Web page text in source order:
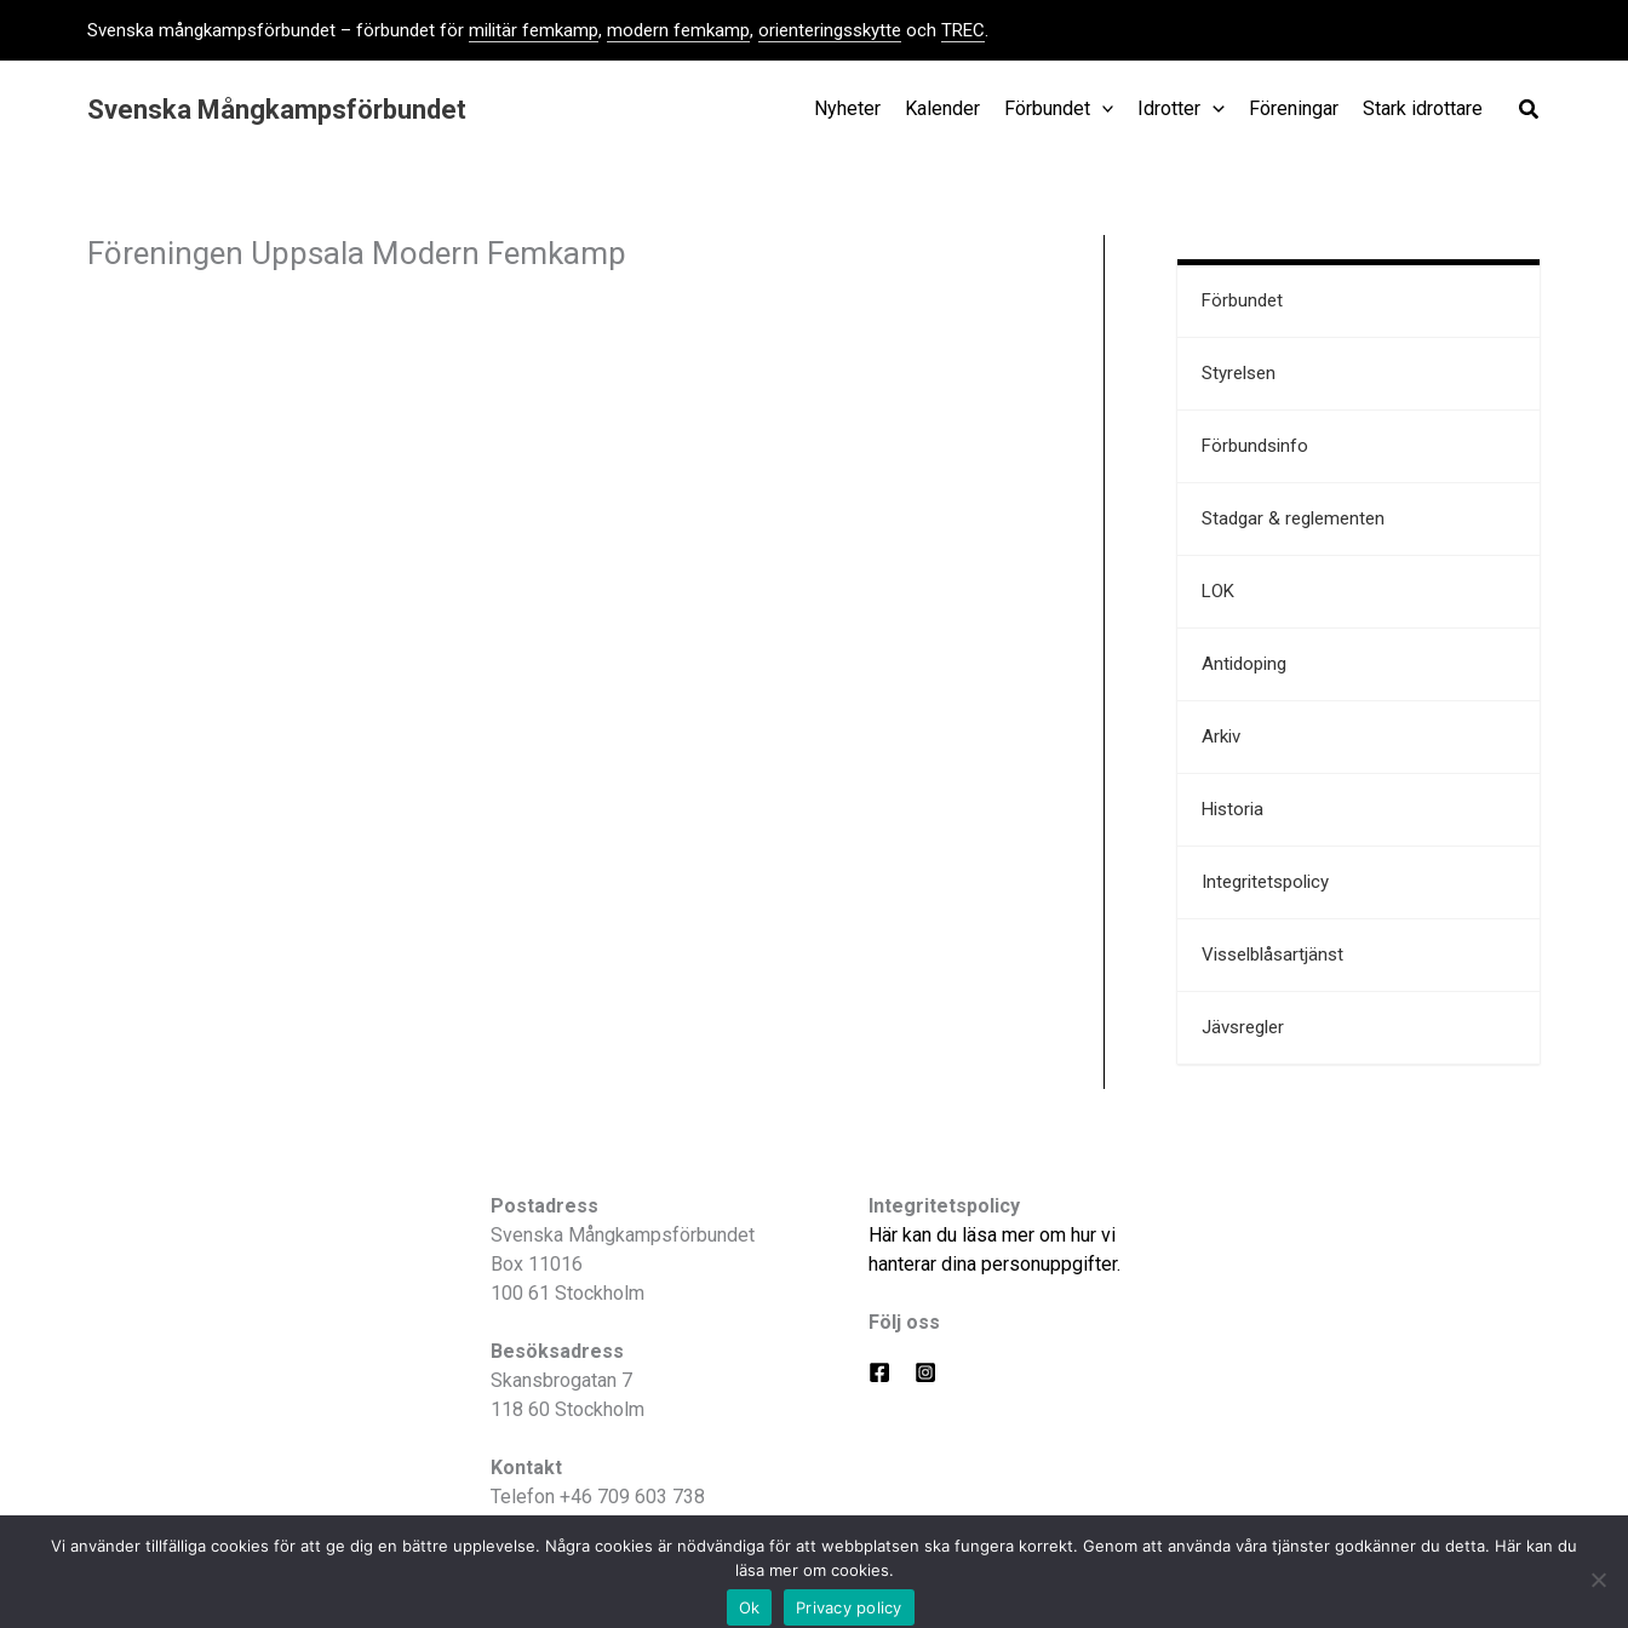
Svenska mångkampsförbundet – förbundet för militär femkamp, modern femkamp, orienteringsskytte och TREC.
Svenska Mångkampsförbundet Nyheter Kalender Förbundet Idrotter Föreningar Stark idrottare
Föreningen Uppsala Modern Femkamp
Förbundet
Styrelsen
Förbundsinfo
Stadgar & reglementen
LOK
Antidoping
Arkiv
Historia
Integritetspolicy
Visselblåsartjänst
Jävsregler
Postadress
Svenska Mångkampsförbundet
Box 11016
100 61 Stockholm
Besöksadress
Skansbrogatan 7
118 60 Stockholm
Kontakt
Telefon +46 709 603 738
Se all kontaktinfo
Integritetspolicy
Här kan du läsa mer om hur vi
hanterar dina personuppgifter.
Följ oss
Vi använder tillfälliga cookies för att ge dig en bättre upplevelse. Några cookies är nödvändiga för att webbplatsen ska fungera korrekt. Genom att använda våra tjänster godkänner du detta. Här kan du
läsa mer om cookies.
Ok
Privacy policy